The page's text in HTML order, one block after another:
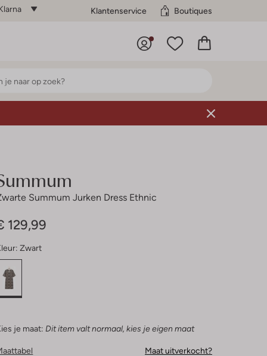
Klantenservice Boutiques
Summum Jurken Dress Ethnic
129,99
Zwart
je maat: Dit item valt normaal, kies je eigen maat
Maat uitverkocht?